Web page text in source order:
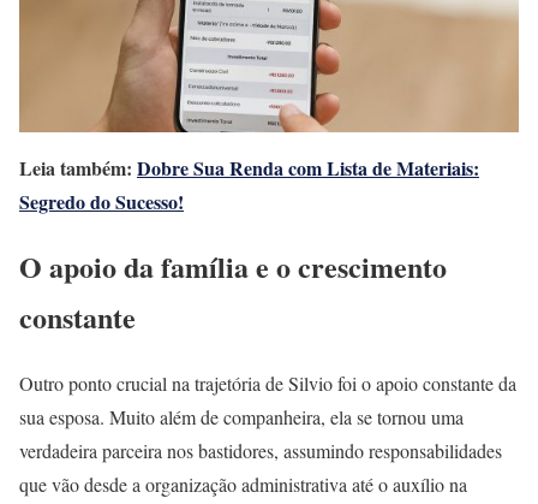
Leia também: Dobre Sua Renda com Lista de Materiais:
Segredo do Sucesso!
O apoio da família e o crescimento
constante
Outro ponto crucial na trajetória de Silvio foi o apoio constante da
sua esposa. Muito além de companheira, ela se tornou uma
verdadeira parceira nos bastidores, assumindo responsabilidades
que vão desde a organização administrativa até o auxílio na